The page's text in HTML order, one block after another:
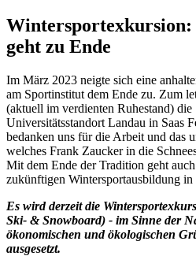
geht zu Ende
Im März 2023 neigte sich eine
am Sportinstitut dem Ende zu. Zum
(aktuell im verdienten Ruhestand)
Universitätsstandort Landau in Saas
bedanken uns für die Arbeit und das
welches Frank Zaucker in die
Mit dem Ende der Tradition geht
zukünftigen Wintersportausbildung in
Es wird derzeit die
Ski- & Snowboard) - im Sinne der
ökonomischen und ökologischen
ausgesetzt.